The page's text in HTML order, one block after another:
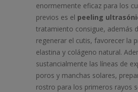
enormemente eficaz para los
previos es el peeling
tratamiento consigue, además
regenerar el cutis, favorecer la
elastina y colágeno natural.
sustancialmente las líneas de
poros y manchas solares,
rostro para los primeros rayos